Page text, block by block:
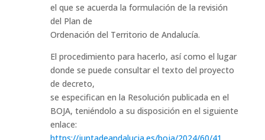
el que se acuerda la formulación de la revisión
del Plan de
Ordenación del Territorio de Andalucía.
El procedimiento para hacerlo, así como el lugar
donde se puede consultar el texto del proyecto
de decreto,
se especifican en la Resolución publicada en el
BOJA, teniéndolo a su disposición en el siguiente
enlace: